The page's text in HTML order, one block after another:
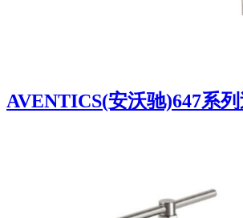
AVENTICS(安沃驰)647系